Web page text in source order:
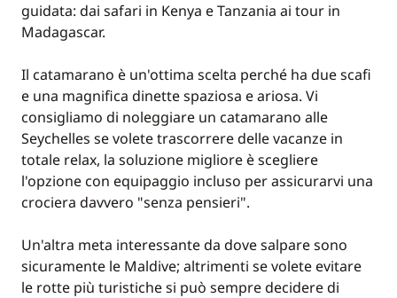
guidata: dai safari in Kenya e Tanzania ai tour in
Madagascar.
Il catamarano è un'ottima scelta perché ha due scafi
e una magnifica dinette spaziosa e ariosa. Vi
consigliamo di noleggiare un catamarano alle
Seychelles se volete trascorrere delle vacanze in
totale relax, la soluzione migliore è scegliere
l'opzione con equipaggio incluso per assicurarvi una
crociera davvero "senza pensieri".
Un'altra meta interessante da dove salpare sono
sicuramente le Maldive; altrimenti se volete evitare
le rotte più turistiche si può sempre decidere di